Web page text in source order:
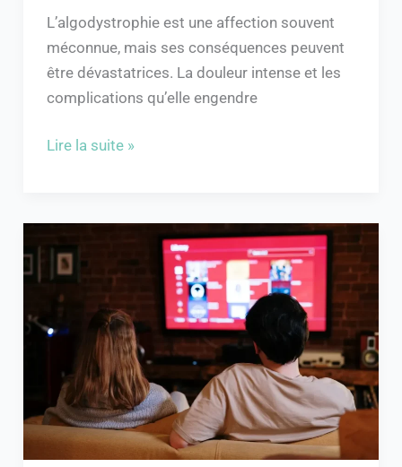
L’algodystrophie est une affection souvent
méconnue, mais ses conséquences peuvent
être dévastatrices. La douleur intense et les
complications qu’elle engendre
Lire la suite »
nouvelle
plateforme
streaming
cinéma
et
séries